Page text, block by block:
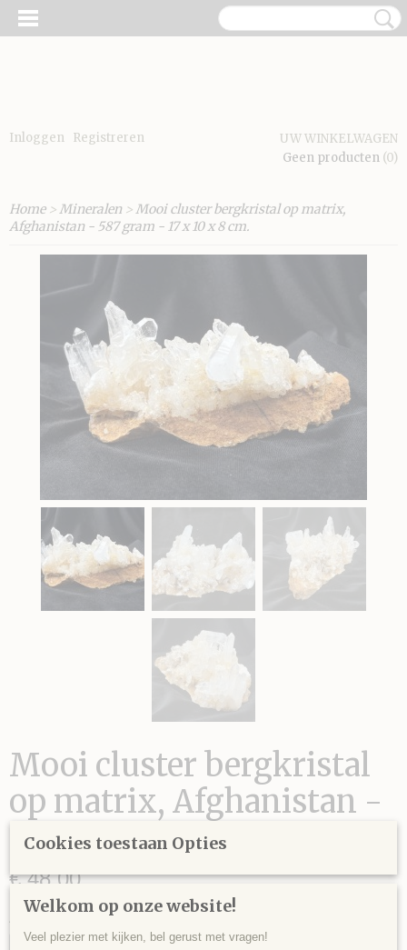
Inloggen Registreren
UW WINKELWAGEN
Geen producten (0)
Home>Mineralen >Mooi cluster bergkristal op matrix,
Afghanistan - 587 gram - 17 x 10 x 8 cm.
Mooi cluster bergkristal
op matrix, Afghanistan -
587 gram - 17 x 10 x 8 cm.
€ 48,00
Aantal
Cookies toestaan Opties
Welkom op onze website!
Veel plezier met kijken, bel gerust met vragen!